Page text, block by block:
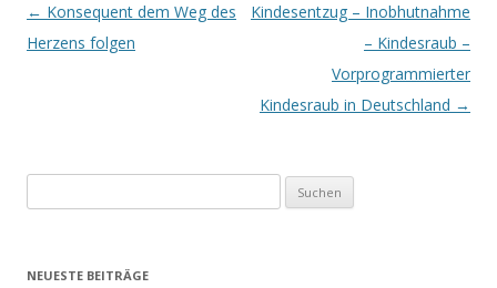
Beitrags-
Navigation
← Konsequent dem Weg des
Herzens folgen
Kindesentzug – Inobhutnahme
– Kindesraub –
Vorprogrammierter
Kindesraub in Deutschland →
nach:
NEUESTE BEITRÄGE